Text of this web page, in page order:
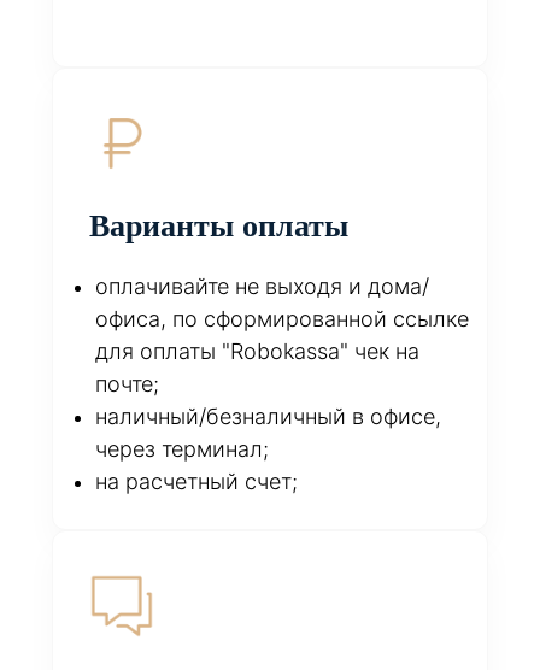
Варианты оплаты
оплачивайте не выходя и дома/
офиса, по сформированной ссылке
для оплаты "Robokassa" чек на
почте;
наличный/безналичный в офисе,
через терминал;
на расчетный счет;